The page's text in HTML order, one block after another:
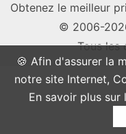
🍪 Afin d'assurer la
notre site Internet,
En savoir plus sur
Obtenez le meilleur
© 2006-
Tous les